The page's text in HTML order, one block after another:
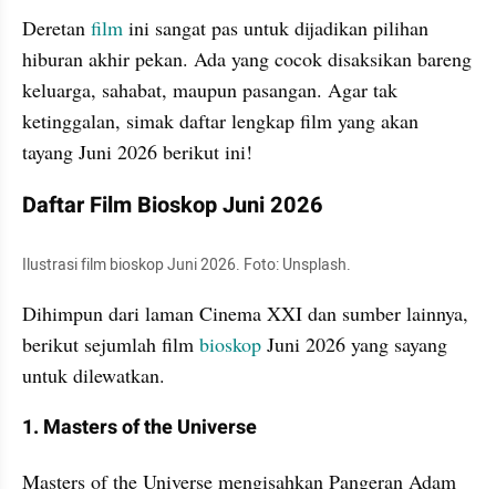
Deretan film ini sangat pas untuk dijadikan pilihan
hiburan akhir pekan. Ada yang cocok disaksikan bareng
keluarga, sahabat, maupun pasangan. Agar tak
ketinggalan, simak daftar lengkap film yang akan
tayang Juni 2026 berikut ini!
Daftar Film Bioskop Juni 2026
Ilustrasi film bioskop Juni 2026. Foto: Unsplash.
Dihimpun dari laman Cinema XXI dan sumber lainnya,
berikut sejumlah film bioskop Juni 2026 yang sayang
untuk dilewatkan.
1. Masters of the Universe
Masters of the Universe mengisahkan Pangeran Adam